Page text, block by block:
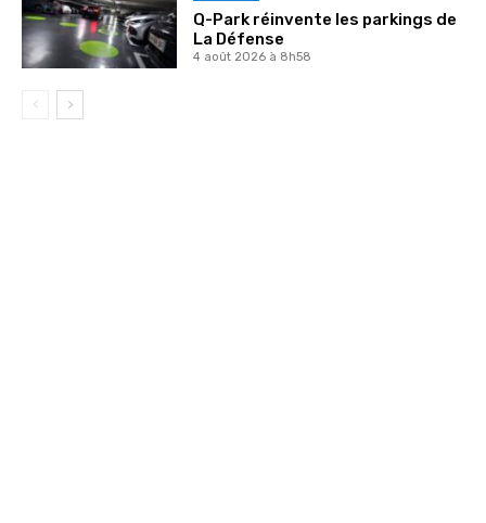
Q-Park réinvente les parkings de
La Défense
4 août 2026 à 8h58